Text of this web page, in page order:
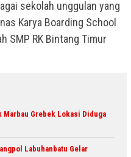
sekolah unggulan yang
Karya Boarding School
SMP RK Bintang Timur
Marbau Grebek Lokasi Diduga
Labuhanbatu Gelar